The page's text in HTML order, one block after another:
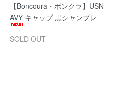
【Boncoura・ボンクラ】USN
AVY キャップ 黒シャンブレ
SOLD OUT